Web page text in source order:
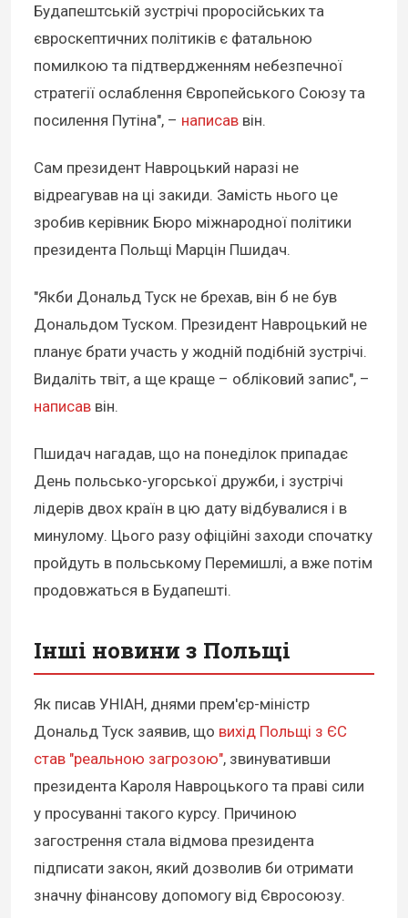
Будапештській зустрічі проросійських та
євроскептичних політиків є фатальною
помилкою та підтвердженням небезпечної
стратегії ослаблення Європейського Союзу та
посилення Путіна", – написав він.
Сам президент Навроцький наразі не
відреагував на ці закиди. Замість нього це
зробив керівник Бюро міжнародної політики
президента Польщі Марцін Пшидач.
"Якби Дональд Туск не брехав, він б не був
Дональдом Туском. Президент Навроцький не
планує брати участь у жодній подібній зустрічі.
Видаліть твіт, а ще краще – обліковий запис", –
написав він.
Пшидач нагадав, що на понеділок припадає
День польсько-угорської дружби, і зустрічі
лідерів двох країн в цю дату відбувалися і в
минулому. Цього разу офіційні заходи спочатку
пройдуть в польському Перемишлі, а вже потім
продовжаться в Будапешті.
Інші новини з Польщі
Як писав УНІАН, днями прем'єр-міністр
Дональд Туск заявив, що вихід Польщі з ЄС
став "реальною загрозою", звинувативши
президента Кароля Навроцького та праві сили
у просуванні такого курсу. Причиною
загострення стала відмова президента
підписати закон, який дозволив би отримати
значну фінансову допомогу від Євросоюзу.